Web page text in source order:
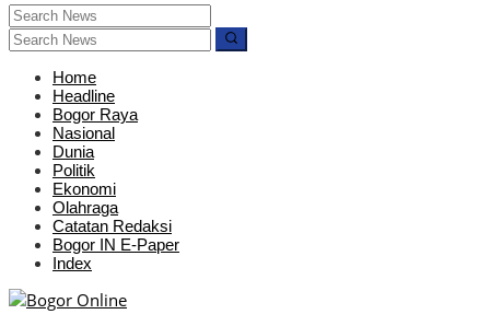
Home
Headline
Bogor Raya
Nasional
Dunia
Politik
Ekonomi
Olahraga
Catatan Redaksi
Bogor IN E-Paper
Index